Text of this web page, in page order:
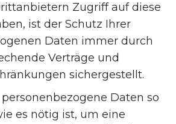
Zugriff auf diese
ist der Schutz Ihrer
Daten immer durch
Verträge und
sichergestellt.
Daten so
es nötig ist, um eine